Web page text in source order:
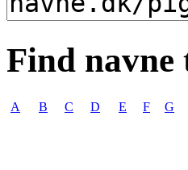
Find navne
A B C D E F G